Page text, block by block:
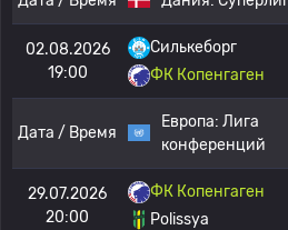
02.08.2026
19:00
Силькеборг
ФК Копенгаген
Дата / Время
Европа: Лига
конференций
29.07.2026
20:00
ФК Копенгаген
Polissya